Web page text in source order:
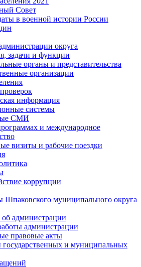
Совет
в военной истории России
округа
задачи и функции
органы и представительства
организации
информация
системы
СМИ
и международное
визиты и рабочие поездки
коррупции
Шпаковского муниципального округа
администрации
администрации
правовые акты
государственных и муниципальных